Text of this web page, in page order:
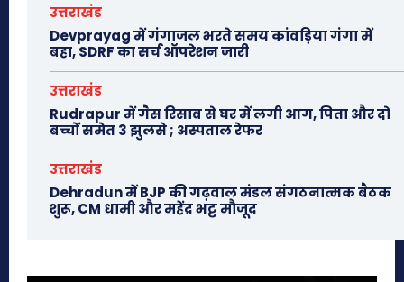
उत्तराखंड
Devprayag में गंगाजल भरते समय कांवड़िया गंगा में
बहा, SDRF का सर्च ऑपरेशन जारी
उत्तराखंड
Rudrapur में गैस रिसाव से घर में लगी आग, पिता और दो
बच्चों समेत 3 झुलसे ; अस्पताल रेफर
उत्तराखंड
Dehradun में BJP की गढ़वाल मंडल संगठनात्मक बैठक
शुरू, CM धामी और महेंद्र भट्ट मौजूद